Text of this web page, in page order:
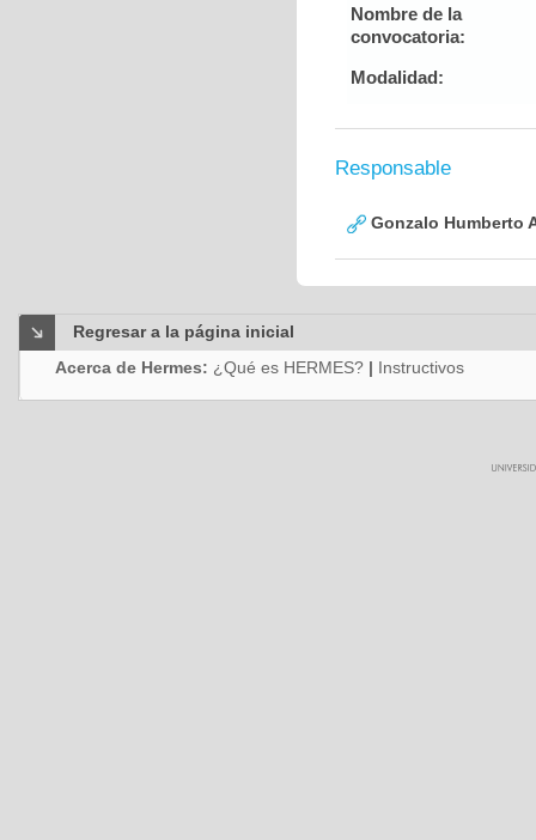
Nombre de la
convocatoria:
Modalidad:
Responsable
Gonzalo Humberto
Regresar a la página inicial
Acerca de Hermes: ¿Qué es HERMES? | Instructivos